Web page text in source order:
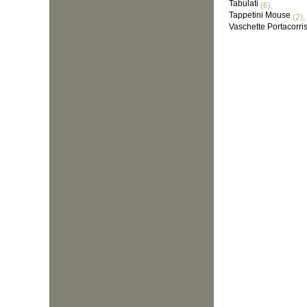
Tabulati (6),
Tappetini Mouse (2),
Vaschette